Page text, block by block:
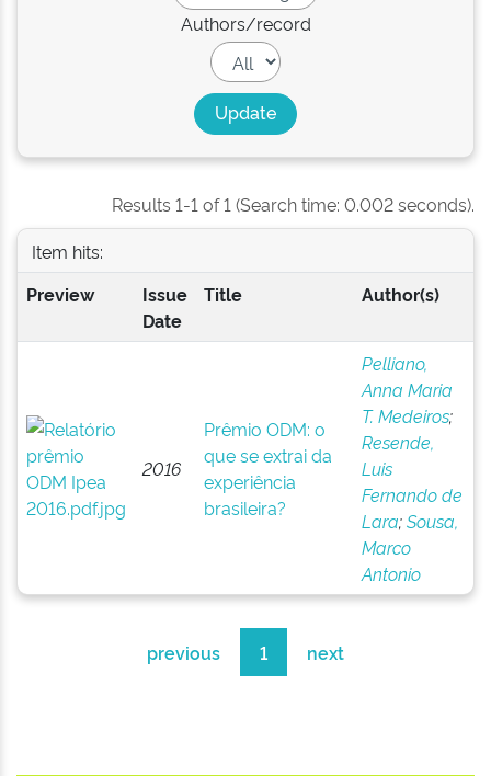
Authors/record
Results 1-1 of 1 (Search time: 0.002 seconds).
Item hits:
Preview
Issue
Date
Title Author(s)
2016
Prêmio ODM: o
que se extrai da
experiência
brasileira?
Pelliano,
Anna Maria
T. Medeiros;
Resende,
Luis
Fernando de
Lara;Sousa,
Marco
Antonio
previous 1 next